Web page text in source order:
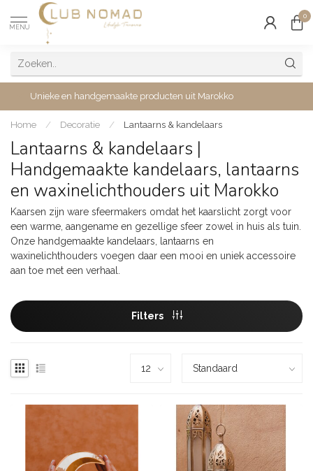
MENU
0
Unieke en handgemaakte producten uit Marokko
Home / Decoratie / Lantaarns & kandelaars
Lantaarns & kandelaars |
Handgemaakte kandelaars, lantaarns
en waxinelichthouders uit Marokko
Kaarsen zijn ware sfeermakers omdat het kaarslicht zorgt voor
een warme, aangename en gezellige sfeer zowel in huis als tuin.
Onze handgemaakte kandelaars, lantaarns en
waxinelichthouders voegen daar een mooi en uniek accessoire
aan toe met een verhaal.
Filters